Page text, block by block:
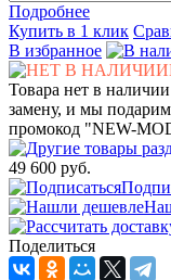
Подробнее
Купить в 1 клик
В избранное
Товара нет в
замену, и мы
промокод "NEW-
49 600 руб.
Поделиться